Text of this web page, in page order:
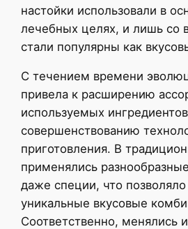
настойки использовали в
лечебных целях, и лишь со
стали популярны как
С течением времени
привела к расширению
используемых
совершенствованию
приготовления. В
применялись
даже специи, что позволяло
уникальные вкусовые
Соответственно, менялись